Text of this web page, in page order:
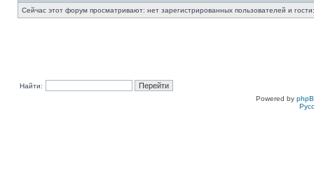
Сейчас этот форум просматривают: нет зарегистрированных пользователей и
Найти:
Powered by